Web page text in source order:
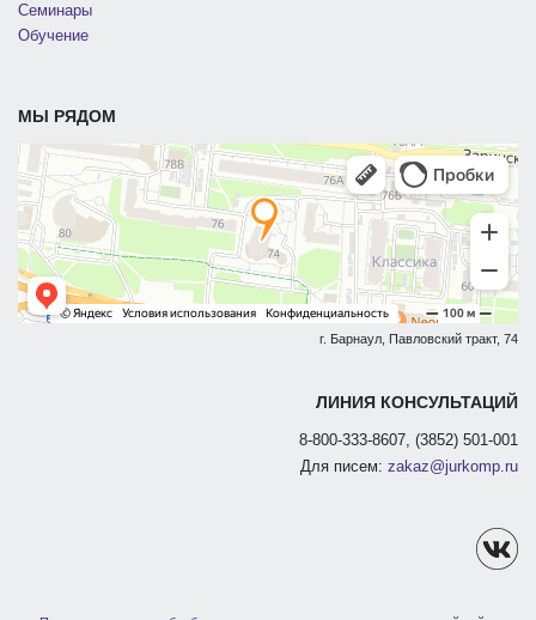
Семинары
Обучение
МЫ РЯДОМ
г. Барнаул, Павловский тракт, 74
ЛИНИЯ КОНСУЛЬТАЦИЙ
8-800-333-8607, (3852) 501-001
Для писем: zakaz@jurkomp.ru